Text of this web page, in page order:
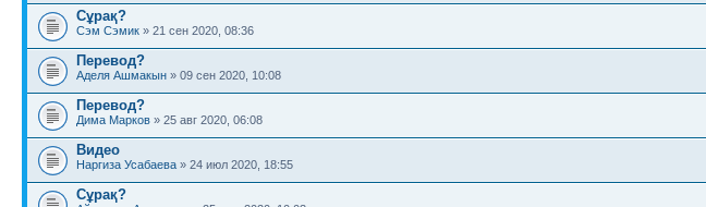
Сұрақ?
Сэм Сэмик » 21 сен 2020, 08:36
Перевод?
Аделя Ашмакын » 09 сен 2020, 10:08
Перевод?
Дима Марков » 25 авг 2020, 06:08
Видео
Наргиза Усабаева » 24 июл 2020, 18:55
Сұрақ?